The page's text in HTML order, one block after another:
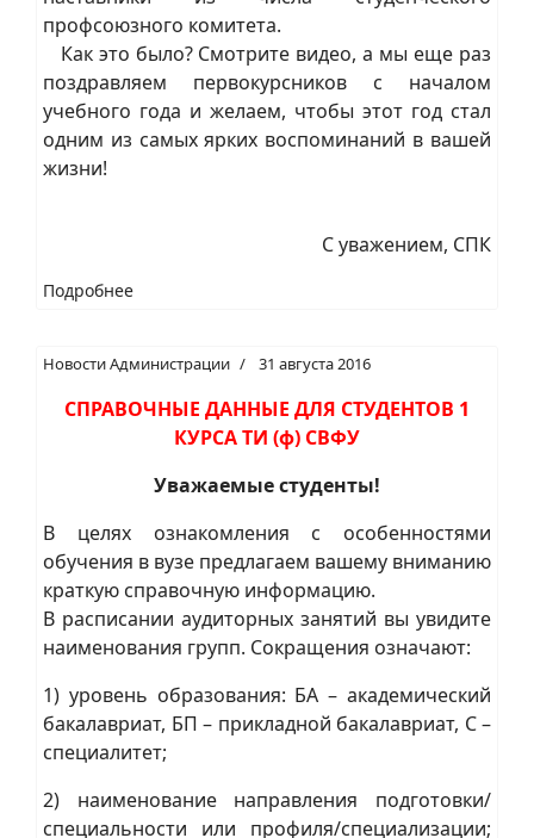
профсоюзного комитета.
Как это было? Смотрите видео, а мы еще раз
поздравляем первокурсников с началом
учебного года и желаем, чтобы этот год стал
одним из самых ярких воспоминаний в вашей
жизни!
С уважением, СПК
Подробнее
Новости Администрации 31 августа 2016
СПРАВОЧНЫЕ ДАННЫЕ ДЛЯ СТУДЕНТОВ 1
КУРСА ТИ (ф) СВФУ
Уважаемые студенты!
В целях ознакомления с особенностями
обучения в вузе предлагаем вашему вниманию
краткую справочную информацию.
В расписании аудиторных занятий вы увидите
наименования групп. Сокращения означают:
1) уровень образования: БА – академический
бакалавриат, БП – прикладной бакалавриат, С –
специалитет;
2) наименование направления подготовки/
специальности или профиля/специализации;